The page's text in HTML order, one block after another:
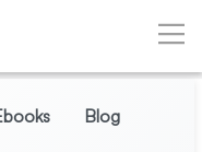
Blog